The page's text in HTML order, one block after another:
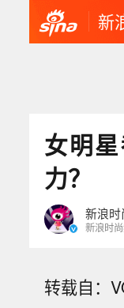
新
女明
力？
新浪时
新浪时
转载自：